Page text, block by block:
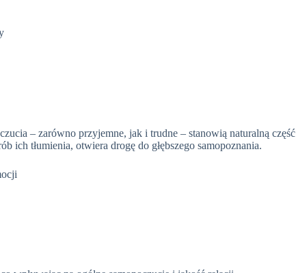
– zarówno przyjemne, jak i trudne – stanowią naturalną część
ich tłumienia, otwiera drogę do głębszego samopoznania.